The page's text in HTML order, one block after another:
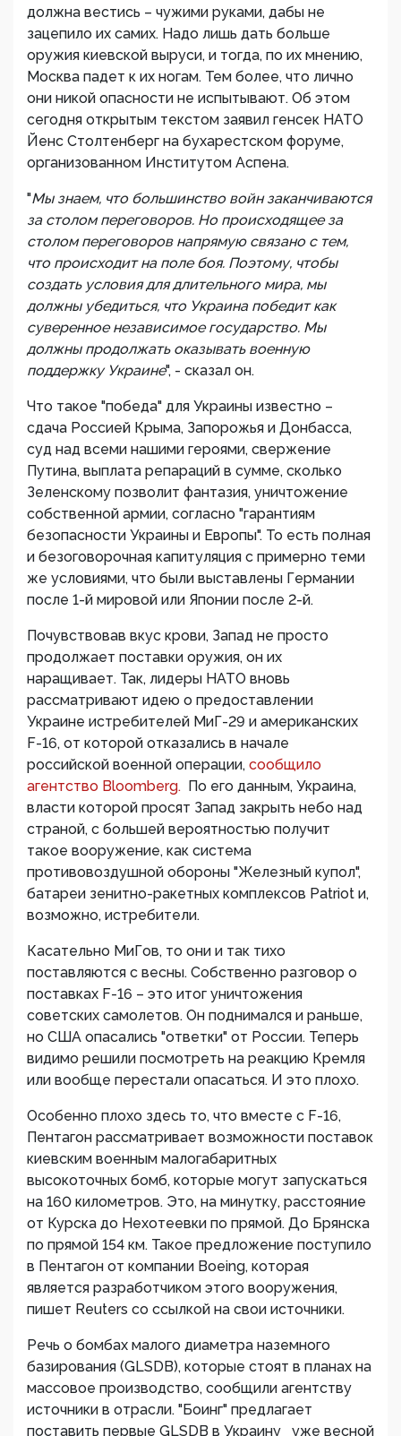
должна вестись – чужими руками, дабы не
зацепило их самих. Надо лишь дать больше
оружия киевской выруси, и тогда, по их мнению,
Москва падет к их ногам. Тем более, что лично
они никой опасности не испытывают. Об этом
сегодня открытым текстом заявил генсек НАТО
Йенс Столтенберг на бухарестском форуме,
организованном Институтом Аспена.
"Мы знаем, что большинство войн заканчиваются
за столом переговоров. Но происходящее за
столом переговоров напрямую связано с тем,
что происходит на поле боя. Поэтому, чтобы
создать условия для длительного мира, мы
должны убедиться, что Украина победит как
суверенное независимое государство. Мы
должны продолжать оказывать военную
поддержку Украине", - сказал он.
Что такое "победа" для Украины известно –
сдача Россией Крыма, Запорожья и Донбасса,
суд над всеми нашими героями, свержение
Путина, выплата репараций в сумме, сколько
Зеленскому позволит фантазия, уничтожение
собственной армии, согласно "гарантиям
безопасности Украины и Европы". То есть полная
и безоговорочная капитуляция с примерно теми
же условиями, что были выставлены Германии
после 1-й мировой или Японии после 2-й.
Почувствовав вкус крови, Запад не просто
продолжает поставки оружия, он их
наращивает. Так, лидеры НАТО вновь
рассматривают идею о предоставлении
Украине истребителей МиГ-29 и американских
F-16, от которой отказались в начале
российской военной операции, сообщило
агентство Bloomberg. По его данным, Украина,
власти которой просят Запад закрыть небо над
страной, с большей вероятностью получит
такое вооружение, как система
противовоздушной обороны "Железный купол",
батареи зенитно-ракетных комплексов Patriot и,
возможно, истребители.
Касательно МиГов, то они и так тихо
поставляются с весны. Собственно разговор о
поставках F-16 – это итог уничтожения
советских самолетов. Он поднимался и раньше,
но США опасались "ответки" от России. Теперь
видимо решили посмотреть на реакцию Кремля
или вообще перестали опасаться. И это плохо.
Особенно плохо здесь то, что вместе с F-16,
Пентагон рассматривает возможности поставок
киевским военным малогабаритных
высокоточных бомб, которые могут запускаться
на 160 километров. Это, на минутку, расстояние
от Курска до Нехотеевки по прямой. До Брянска
по прямой 154 км. Такое предложение поступило
в Пентагон от компании Boeing, которая
является разработчиком этого вооружения,
пишет Reuters со ссылкой на свои источники.
Речь о бомбах малого диаметра наземного
базирования (GLSDB), которые стоят в планах на
массовое производство, сообщили агентству
источники в отрасли. "Боинг" предлагает
поставить первые GLSDB в Украину уже весной